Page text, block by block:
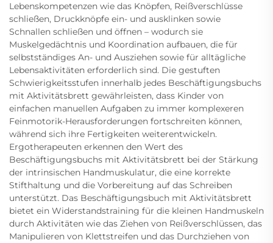
Lebenskompetenzen wie das Knöpfen, Reißverschlüsse
schließen, Druckknöpfe ein- und ausklinken sowie
Schnallen schließen und öffnen – wodurch sie
Muskelgedächtnis und Koordination aufbauen, die für
selbstständiges An- und Ausziehen sowie für alltägliche
Lebensaktivitäten erforderlich sind. Die gestuften
Schwierigkeitsstufen innerhalb jedes Beschäftigungsbuchs
mit Aktivitätsbrett gewährleisten, dass Kinder von
einfachen manuellen Aufgaben zu immer komplexeren
Feinmotorik-Herausforderungen fortschreiten können,
während sich ihre Fertigkeiten weiterentwickeln.
Ergotherapeuten erkennen den Wert des
Beschäftigungsbuchs mit Aktivitätsbrett bei der Stärkung
der intrinsischen Handmuskulatur, die eine korrekte
Stifthaltung und die Vorbereitung auf das Schreiben
unterstützt. Das Beschäftigungsbuch mit Aktivitätsbrett
bietet ein Widerstandstraining für die kleinen Handmuskeln
durch Aktivitäten wie das Ziehen von Reißverschlüssen, das
Manipulieren von Klettstreifen und das Durchziehen von